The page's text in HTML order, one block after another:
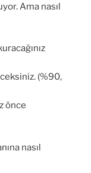
Ama nasıl
(%90,
önce